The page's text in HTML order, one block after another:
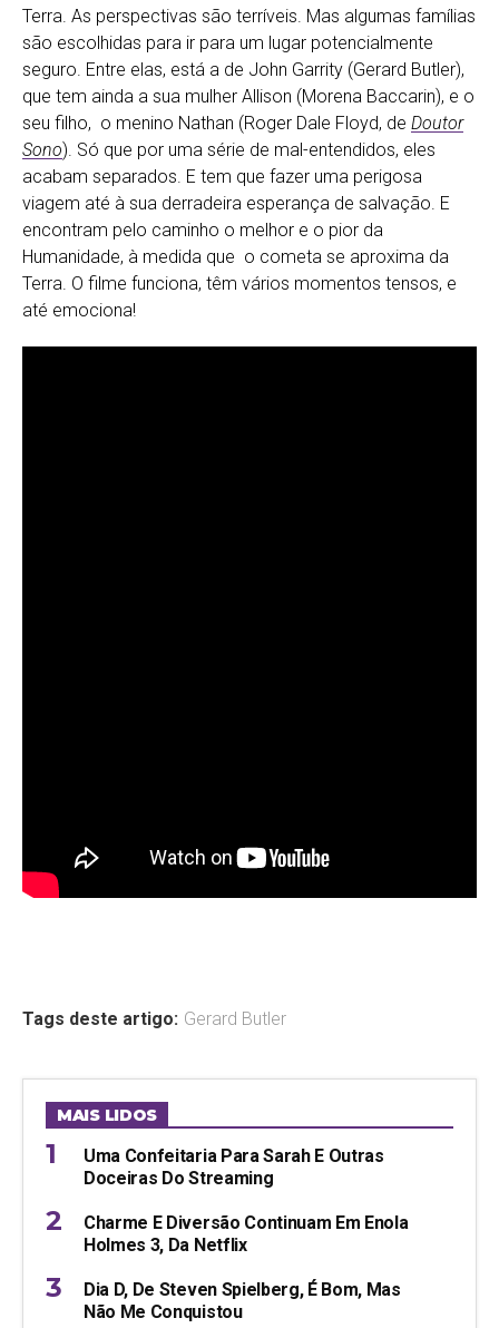
Terra. As perspectivas são terríveis. Mas algumas famílias
são escolhidas para ir para um lugar potencialmente
seguro. Entre elas, está a de John Garrity (Gerard Butler),
que tem ainda a sua mulher Allison (Morena Baccarin), e o
seu filho, o menino Nathan (Roger Dale Floyd, de Doutor
Sono). Só que por uma série de mal-entendidos, eles
acabam separados. E tem que fazer uma perigosa
viagem até à sua derradeira esperança de salvação. E
encontram pelo caminho o melhor e o pior da
Humanidade, à medida que o cometa se aproxima da
Terra. O filme funciona, têm vários momentos tensos, e
até emociona!
Tags deste artigo: Gerard Butler
MAIS LIDOS
Uma Confeitaria Para Sarah E Outras
Doceiras Do Streaming
Charme E Diversão Continuam Em Enola
Holmes 3, Da Netflix
Dia D, De Steven Spielberg, É Bom, Mas
Não Me Conquistou